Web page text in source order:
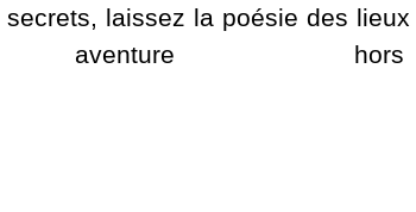
laissez la poésie des
aventure